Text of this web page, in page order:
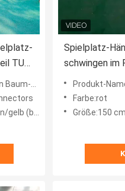
TUV
Schwingen
angefertigt)
Spielplatz-
schwingen im
Produkt-
Farbe:rot
Größe:150